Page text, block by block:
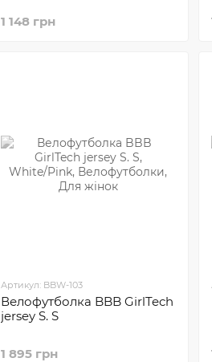
1 148 грн
Артикул: BBW-103
Велофутболка BBB GirlTech
jersey S. S
1 895 грн